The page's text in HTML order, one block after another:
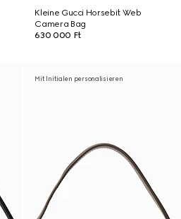
Kleine Gucci Horsebit Web
Camera Bag
630 000 Ft
Mit Initialen personalisieren